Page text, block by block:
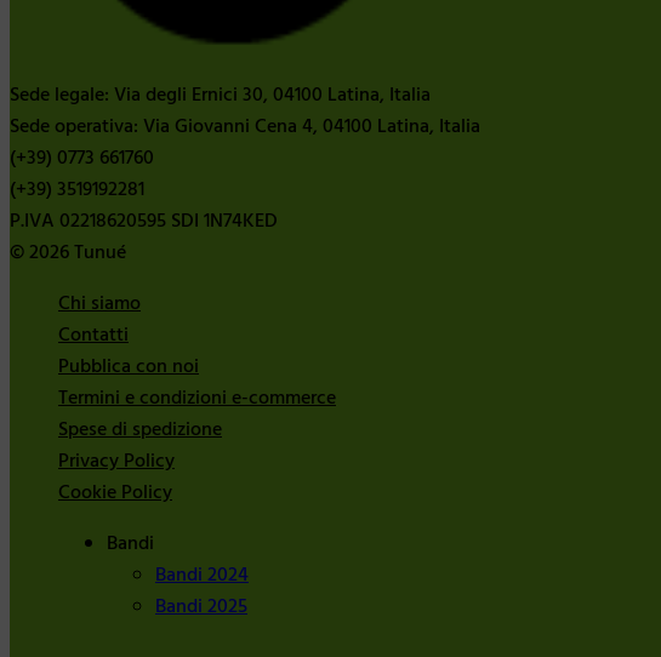
Sede legale: Via degli Ernici 30, 04100 Latina, Italia
Sede operativa: Via Giovanni Cena 4, 04100 Latina, Italia
(+39) 0773 661760
(+39) 3519192281
P.IVA 02218620595 SDI 1N74KED
© 2026 Tunué
Chi siamo
Contatti
Pubblica con noi
Termini e condizioni e-commerce
Spese di spedizione
Privacy Policy
Cookie Policy
Bandi
Bandi 2024
Bandi 2025